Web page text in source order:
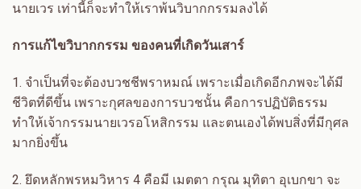
นายเวร เท่านี้ก็จะทำให้เราพ้นวิบากกรรมลงได้
การแก้ไขวิบากกรรม ของคนที่เกิดวันเสาร์
1. จำเป็นที่จะต้องบวชชีพราหมณ์ เพราะเมื่อเกิดอีกภพจะได้มี
ชีวิตที่ดีขึ้น เพราะกุศลของการบวชนั้น คือการปฏิบัติธรรม
ทำให้เจ้ากรรมนายเวรอโหสิกรรม และตนเองได้พบสิ่งที่มีกุศล
มากยิ่งขึ้น
2. ยึดหลักพรหมวิหาร 4 คือมี เมตตา กรุณ มุทิตา อุเบกขา จะ